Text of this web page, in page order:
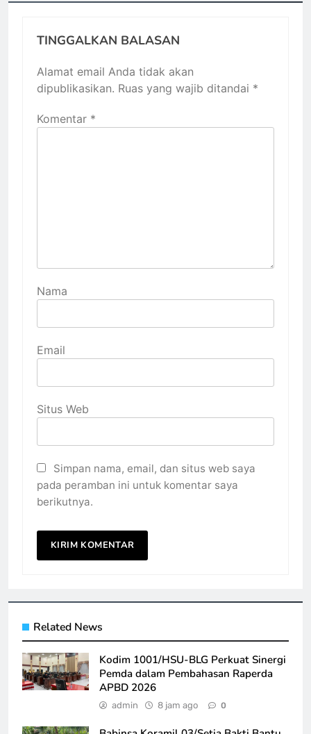
TINGGALKAN BALASAN
Alamat email Anda tidak akan
dipublikasikan. Ruas yang wajib ditandai *
Komentar *
Nama
Email
Situs Web
Simpan nama, email, dan situs web saya
pada peramban ini untuk komentar saya
berikutnya.
Related News
Kodim 1001/HSU-BLG Perkuat Sinergi
Pemda dalam Pembahasan Raperda
APBD 2026
admin 8 jam ago 0